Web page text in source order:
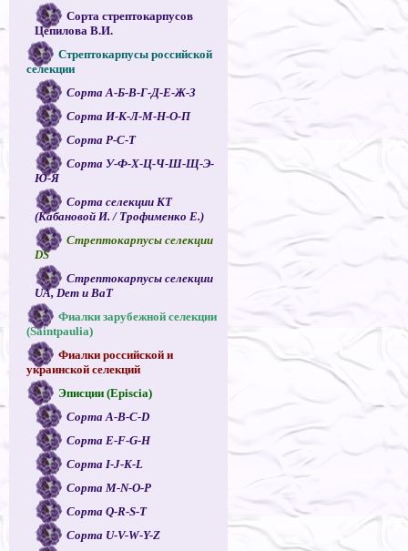
Сорта стрептокарпусов
Цепилова В.И.
Стрептокарпусы российской
селекции
Сорта А-Б-В-Г-Д-Е-Ж-З
Сорта И-К-Л-М-Н-О-П
Сорта Р-С-Т
Сорта У-Ф-Х-Ц-Ч-Ш-Щ-Э-
Ю-Я
Сорта селекции КТ
(Кабановой И. / Трофименко Е.)
Стрептокарпусы селекции
DS
Стрептокарпусы селекции
UA, Dem и ВаТ
Фиалки зарубежной селекции
(Saintpaulia)
Фиалки российской и
украинской селекций
Эписции (Episcia)
Сорта A-B-C-D
Сорта E-F-G-H
Сорта I-J-K-L
Сорта M-N-O-P
Сорта Q-R-S-T
Сорта U-V-W-Y-Z